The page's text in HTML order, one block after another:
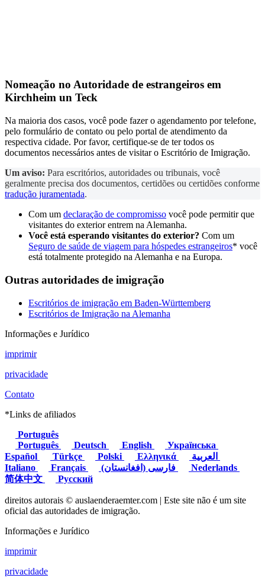
Nomeação no Autoridade de estrangeiros em
Kirchheim un Teck
Na maioria dos casos, você pode fazer o agendamento por telefone,
pelo formulário de contato ou pelo portal de atendimento da
respectiva cidade. Por favor, certifique-se de ter todos os
documentos necessários antes de visitar o Escritório de Imigração.
Um aviso: Para escritórios, autoridades ou tribunais, você
geralmente precisa dos documentos, certidões ou certidões conforme
tradução juramentada.
Com um declaração de compromisso você pode permitir que
visitantes do exterior entrem na Alemanha.
Você está esperando visitantes do exterior? Com um
Seguro de saúde de viagem para hóspedes estrangeiros* você
está totalmente protegido na Alemanha e na Europa.
Outras autoridades de imigração
Escritórios de imigração em Baden-Württemberg
Escritórios de Imigração na Alemanha
Informações e Jurídico
imprimir
privacidade
Contato
*Links de afiliados
Português
Português
Deutsch English
Українська
Español
Türkçe Polski Ελληνικά
Italiano
Français
Nederlands
简体中文
Русский
direitos autorais © auslaenderaemter.com | Este site não é um site
oficial das autoridades de imigração.
Informações e Jurídico
imprimir
privacidade